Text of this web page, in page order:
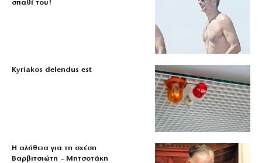
σπαθί του!
Kyriakos delendus est
Η αλήθεια για τη σχέση
Βαρβιτσιώτη – Μητσοτάκη